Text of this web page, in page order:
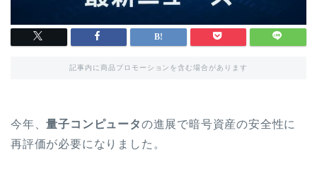
記事内に商品プロモーションを含む場合があります
今年、量子コンピュータの進展で暗号資産の安全性に
再評価が必要になりました。